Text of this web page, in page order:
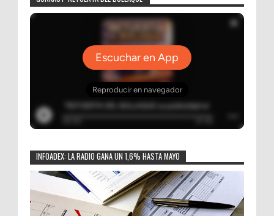
INFOADEX: LA RADIO GANA UN 1,6% HASTA MAYO